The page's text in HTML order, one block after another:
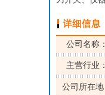
公司名称：
主营行业：
公司所在地